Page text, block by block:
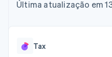
flexíveis de IU
Terminal
Gerenciar
uso
Última atualização em
Tax